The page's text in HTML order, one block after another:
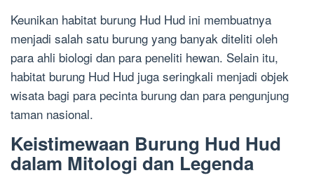
Keunikan habitat burung Hud Hud ini membuatnya
menjadi salah satu burung yang banyak diteliti oleh
para ahli biologi dan para peneliti hewan. Selain itu,
habitat burung Hud Hud juga seringkali menjadi objek
wisata bagi para pecinta burung dan para pengunjung
taman nasional.
Keistimewaan Burung Hud Hud
dalam Mitologi dan Legenda